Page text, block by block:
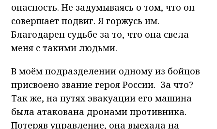
опасность. Не задумываясь о том, что он
совершает подвиг. Я горжусь им.
Благодарен судьбе за то, что она свела
меня с такими людьми.
В моём подразделении одному из бойцов
присвоено звание героя России. За что?
Так же, на путях эвакуации его машина
была атакована дронами противника.
Потеряв управление, она выехала на